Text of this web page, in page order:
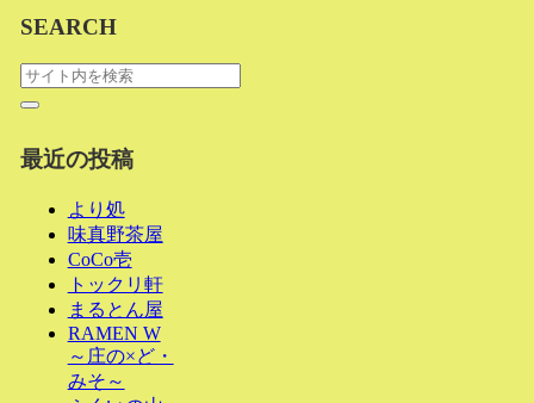
SEARCH
最近の投稿
より処
味真野茶屋
CoCo壱
トックリ軒
まるとん屋
RAMEN W
～庄の×ど・
みそ～